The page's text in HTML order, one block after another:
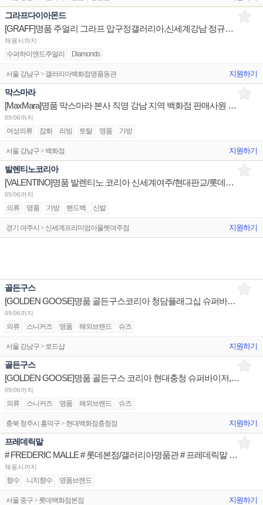
그라프다이아몬드
[GRAFF]명품 주얼리 그라프 압구정갤러리아,신세계강남 정규직/신라호텔점 5개월 계약직 채용
채용시까지
수퍼하이앤드주얼리 Diamonds
서울 강남구 > 갤러리아백화점명품동관 지원하기
막스마라
[MaxMara]명품 막스마라 본사 직영 강남 지역 백화점 판매사원 채용
09/06까지
여성의류 잡화 리빙 토탈 명품 가방
서울 강남구 > 백화점 지원하기
발렌티노코리아
[VALENTINO]명품 발렌티노 코리아 신세계여주/현대판교/롯데동탄 판매사원 채용
09/06까지
의류 명품 가방 핸드백 신발
경기 여주시 > 신세계프리미엄아울렛여주점 지원하기
골든구스
[GOLDEN GOOSE]명품 골든구스코리아 청담플래그십 슈퍼바이저/더현대서울 판매사원,PT/현대대전 시니어
09/06까지
의류 스니커즈 명품 해외브랜드 슈즈
서울 강남구 > 로드샵 지원하기
골든구스
[GOLDEN GOOSE]명품 골든구스 코리아 현대충청 슈퍼바이저,사원/현대중동,광교갤러리아 장기알바 채용
09/06까지
의류 스니커즈 명품 해외브랜드 슈즈
충북 청주시 흥덕구 > 현대백화점충청점 지원하기
프레데릭말
# FREDERIC MALLE # 롯데본점/갤러리아명품관 # 프레데릭말 니치향수 브랜드 Advisior
채용시까지
향수 니치향수 명품브랜드
서울 중구 > 롯데백화점본점 지원하기